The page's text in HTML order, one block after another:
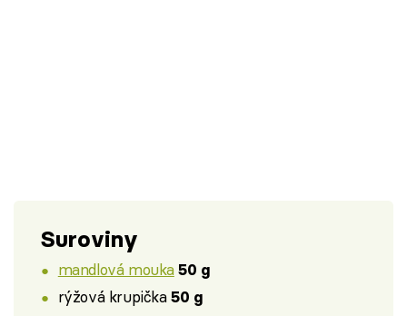
Suroviny
mandlová mouka 50 g
rýžová krupička 50 g